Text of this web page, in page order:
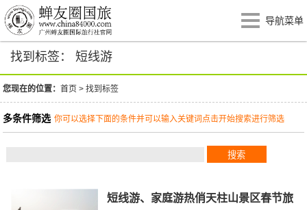
导航菜单
找到标签： 短线游
您现在的位置：首页 >找到标签
多条件筛选 你可以选择下面的条件并可以输入关键词点击开始搜索进行筛选
短线游、家庭游热俏天柱山景区春节旅